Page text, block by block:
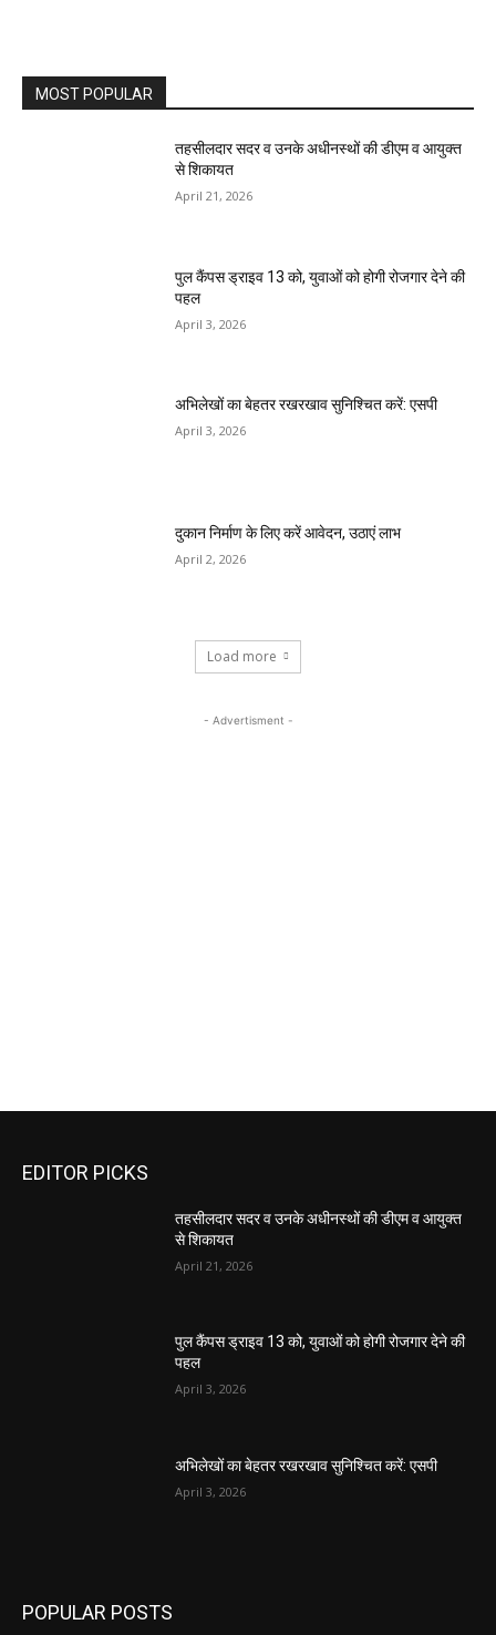
MOST POPULAR
तहसीलदार सदर व उनके अधीनस्थों की डीएम व आयुक्त
से शिकायत
April 21, 2026
पुल कैंपस ड्राइव 13 को, युवाओं को होगी रोजगार देने की
पहल
April 3, 2026
अभिलेखों का बेहतर रखरखाव सुनिश्चित करें: एसपी
April 3, 2026
दुकान निर्माण के लिए करें आवेदन, उठाएं लाभ
April 2, 2026
Load more
- Advertisment -
EDITOR PICKS
तहसीलदार सदर व उनके अधीनस्थों की डीएम व आयुक्त
से शिकायत
April 21, 2026
पुल कैंपस ड्राइव 13 को, युवाओं को होगी रोजगार देने की
पहल
April 3, 2026
अभिलेखों का बेहतर रखरखाव सुनिश्चित करें: एसपी
April 3, 2026
POPULAR POSTS